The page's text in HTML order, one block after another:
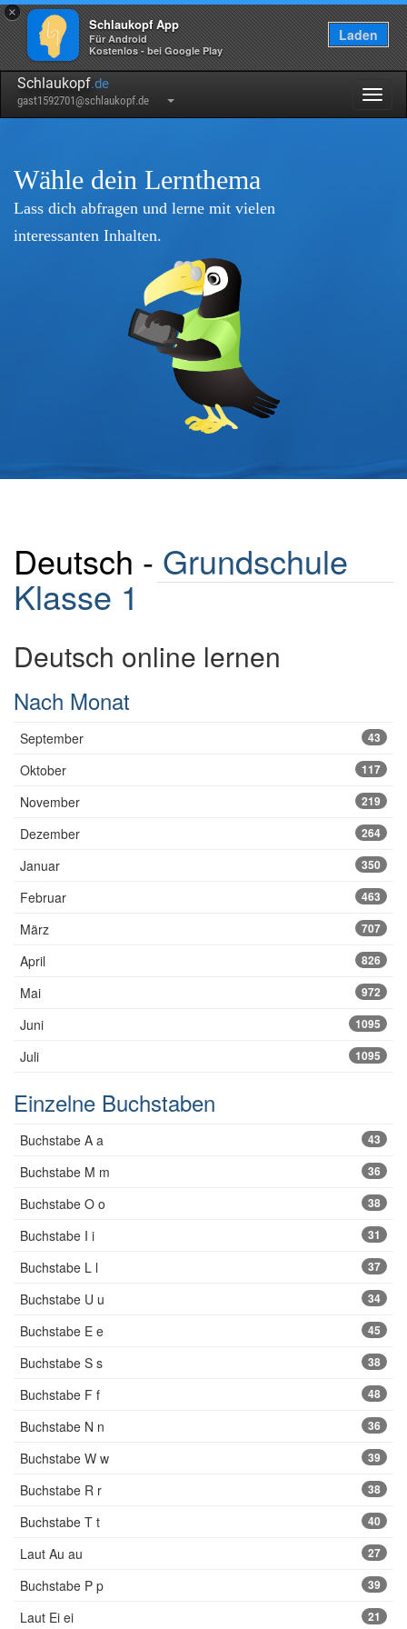
×
Schlaukopf App
Für Android
Kostenlos - bei Google Play
Laden
Schlaukopf.de
gast1592701@schlaukopf.de
Wähle dein Lernthema
Lass dich abfragen und lerne mit vielen
interessanten Inhalten.
Deutsch - Grundschule
Klasse 1
Deutsch online lernen
Nach Monat
September 43
Oktober 117
November 219
Dezember 264
Januar 350
Februar 463
März 707
April 826
Mai 972
Juni 1095
Juli 1095
Einzelne Buchstaben
Buchstabe A a 43
Buchstabe M m 36
Buchstabe O o 38
Buchstabe I i 31
Buchstabe L l 37
Buchstabe U u 34
Buchstabe E e 45
Buchstabe S s 38
Buchstabe F f 48
Buchstabe N n 36
Buchstabe W w 39
Buchstabe R r 38
Buchstabe T t 40
Laut Au au 27
Buchstabe P p 39
Laut Ei ei 21